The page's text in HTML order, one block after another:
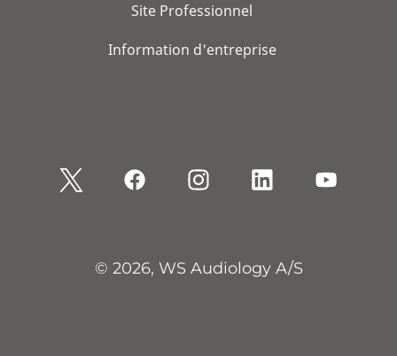
Site Professionnel
Information d'entreprise
© 2026, WS Audiology A/S